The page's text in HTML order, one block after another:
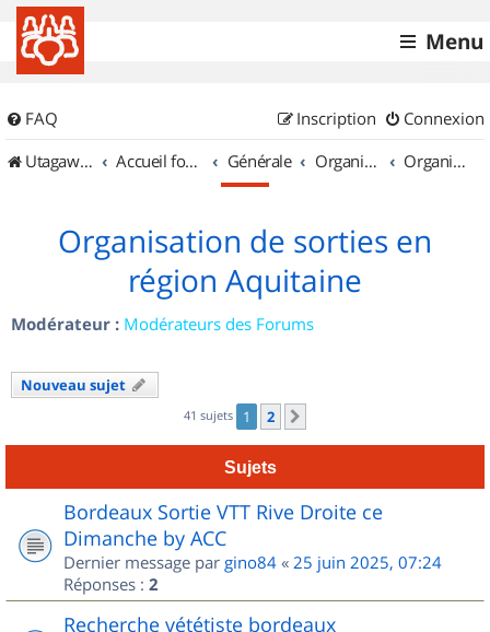
Menu
FAQ Connexion
Inscription
UtagawaVTT (Randos VTT et VTTAE avec traces GPS)
Accueil forum Générale Organisation de sorties & Recherche de partenaires Organisation de sorties en région Aquitaine
Organisation de sorties en
région Aquitaine
Modérateur : Modérateurs des Forums
Nouveau sujet
41 sujets 1 2
Sujets
Bordeaux Sortie VTT Rive Droite ce
Dimanche by ACC
Dernier message par gino84 « 25 juin 2025, 07:24
Réponses : 2
Recherche vététiste bordeaux